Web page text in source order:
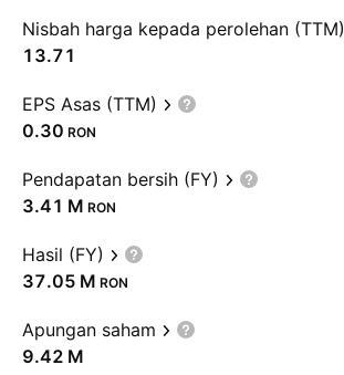
Nisbah harga kepada perolehan (TTM)
13.71
EPS Asas (TTM)
0.30 RON
Pendapatan bersih (FY)
‪3.41 M‬ RON
Hasil (FY)
‪37.05 M‬ RON
Apungan saham
‪9.42 M‬